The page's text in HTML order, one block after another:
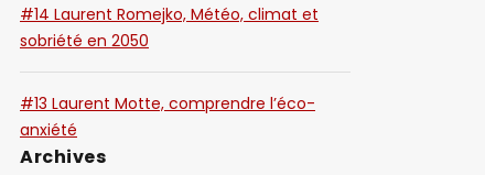
#14 Laurent Romejko, Météo, climat et
sobriété en 2050
#13 Laurent Motte, comprendre l’éco-
anxiété
Archives